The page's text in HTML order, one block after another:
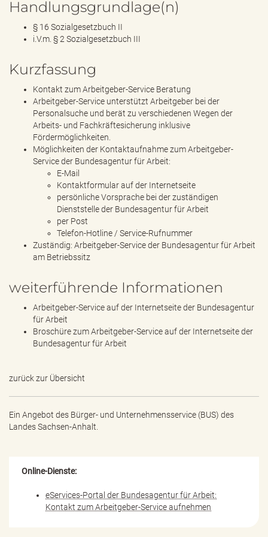
Handlungsgrundlage(n)
§ 16 Sozialgesetzbuch II
i.V.m. § 2 Sozialgesetzbuch III
Kurzfassung
Kontakt zum Arbeitgeber-Service Beratung
Arbeitgeber-Service unterstützt Arbeitgeber bei der
Personalsuche und berät zu verschiedenen Wegen der
Arbeits- und Fachkräftesicherung inklusive
Fördermöglichkeiten.
Möglichkeiten der Kontaktaufnahme zum Arbeitgeber-
Service der Bundesagentur für Arbeit:
E-Mail
Kontaktformular auf der Internetseite
persönliche Vorsprache bei der zuständigen
Dienststelle der Bundesagentur für Arbeit
per Post
Telefon-Hotline / Service-Rufnummer
Zuständig: Arbeitgeber-Service der Bundesagentur für Arbeit
am Betriebssitz
weiterführende Informationen
Arbeitgeber-Service auf der Internetseite der Bundesagentur
für Arbeit
Broschüre zum Arbeitgeber-Service auf der Internetseite der
Bundesagentur für Arbeit
zurück zur Übersicht
Ein Angebot des Bürger- und Unternehmensservice (BUS) des
Landes Sachsen-Anhalt.
Online-Dienste:
eServices-Portal der Bundesagentur für Arbeit:
Kontakt zum Arbeitgeber-Service aufnehmen